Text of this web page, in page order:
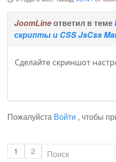
JoomLineответил в теме
скрипты и CSS JsCss
Сделайте скриншот
Пожалуйста Войти , чтобы
1
2